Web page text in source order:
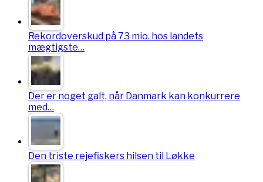
Rekordoverskud på 73 mio. hos landets
mægtigste…
Der er noget galt, når Danmark kan konkurrere
med…
Den triste rejefiskers hilsen til Løkke